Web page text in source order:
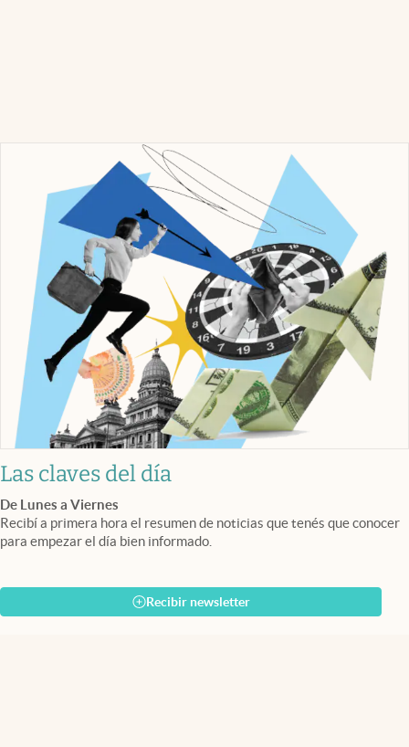
Las claves del día
De Lunes a Viernes
Recibí a primera hora el resumen de noticias que tenés que conocer
para empezar el día bien informado.
Recibir newsletter